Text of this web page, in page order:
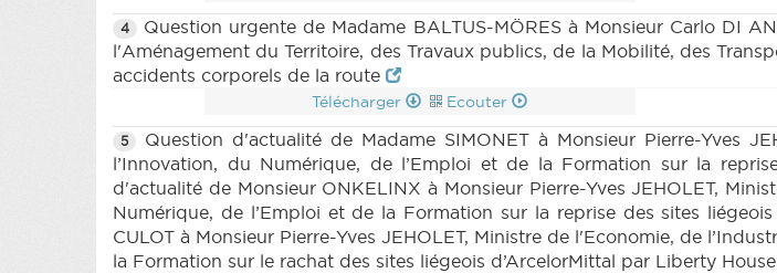
4
Question urgente de Madame BALTUS-MÖRES à Monsieur Carlo DI
l'Aménagement du Territoire, des Travaux publics, de la Mobilité, des
accidents corporels de la route
Télécharger Ecouter
5
Question d'actualité de Madame SIMONET à Monsieur Pierre-Yves
l’Innovation, du Numérique, de l’Emploi et de la Formation sur la
d'actualité de Monsieur ONKELINX à Monsieur Pierre-Yves JEHOLET,
Numérique, de l’Emploi et de la Formation sur la reprise des sites
CULOT à Monsieur Pierre-Yves JEHOLET, Ministre de l'Economie, de
la Formation sur le rachat des sites liégeois d’ArcelorMittal par Liberty House